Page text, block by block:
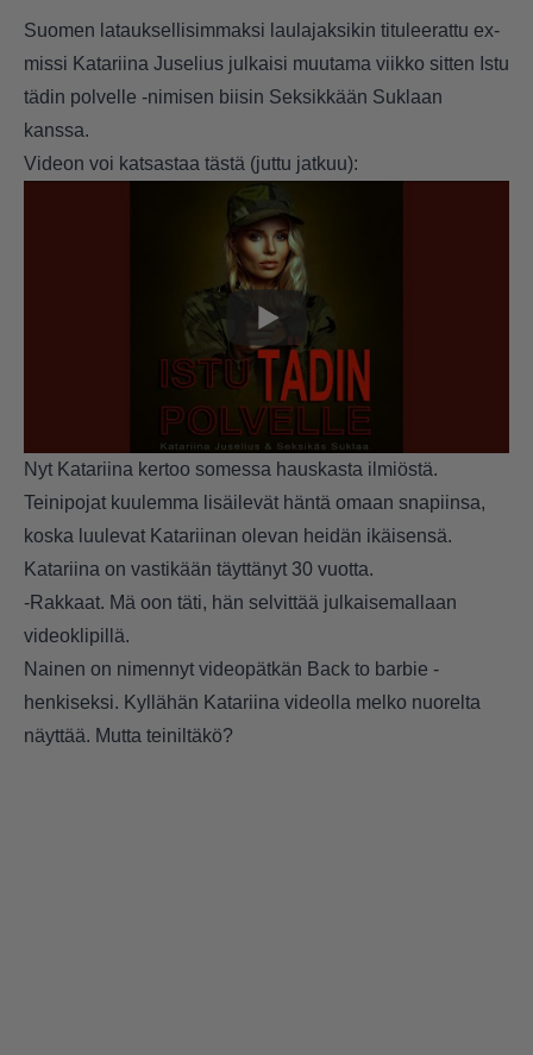
Suomen latauksellisimmaksi laulajaksikin tituleerattu ex-
missi Katariina Juselius julkaisi muutama viikko sitten Istu
tädin polvelle -nimisen biisin Seksikkään Suklaan
kanssa.
Videon voi katsastaa tästä (juttu jatkuu):
Nyt Katariina kertoo somessa hauskasta ilmiöstä.
Teinipojat kuulemma lisäilevät häntä omaan snapiinsa,
koska luulevat Katariinan olevan heidän ikäisensä.
Katariina on vastikään täyttänyt 30 vuotta.
-Rakkaat. Mä oon täti, hän selvittää julkaisemallaan
videoklipillä.
Nainen on nimennyt videopätkän Back to barbie -
henkiseksi. Kyllähän Katariina videolla melko nuorelta
näyttää. Mutta teiniltäkö?